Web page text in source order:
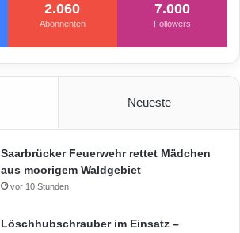
2.060
Abonnenten
7.000
Followers
Neueste
Saarbrücker Feuerwehr rettet Mädchen
aus moorigem Waldgebiet
vor 10 Stunden
Löschhubschrauber im Einsatz –